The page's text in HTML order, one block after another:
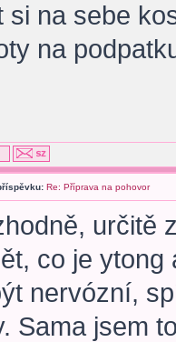
si na sebe
na
Re: Příprava na pohovor
určitě
co je ytong
nervózní,
Sama jsem